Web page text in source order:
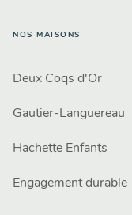
NOS MAISONS
Deux Coqs d'Or
Gautier-Languereau
Hachette Enfants
Engagement durable